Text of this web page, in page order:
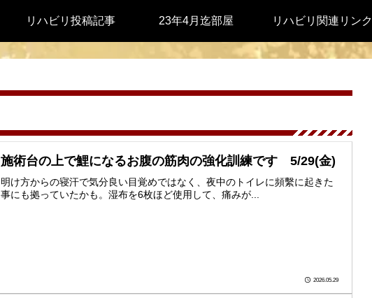
リハビリ投稿記事 23年4月迄部屋 リハビリ関連リンク
施術台の上で鯉になるお腹の筋肉の強化訓練です 5/29(金)
明け方からの寝汗で気分良い目覚めではなく、夜中のトイレに頻繫に起きた
事にも拠っていたかも。湿布を6枚ほど使用して、痛みが...
2026.05.29